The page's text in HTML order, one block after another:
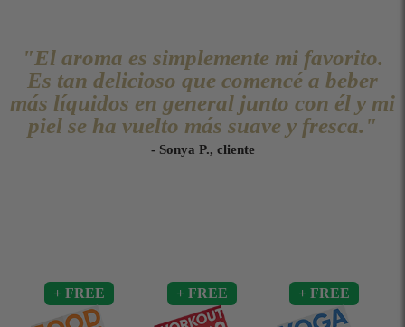
"El aroma es simplemente mi favorito.
Es tan delicioso que comencé a beber
más líquidos en general junto con él y mi
piel se ha vuelto más suave y fresca."
- Sonya P., cliente